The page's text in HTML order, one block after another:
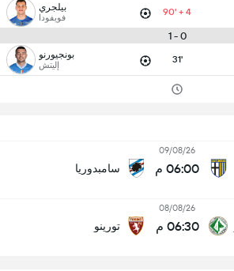
90' + 4 بيلجري
فويفودا
0 - 1
31' بونجيورنو
إليتش
09/08/26
06:00 م سامبدوريا
08/08/26
06:30 م تورينو